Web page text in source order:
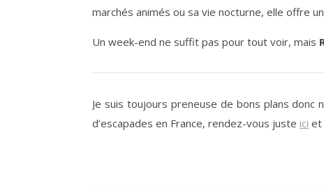
marchés animés ou sa vie nocturne, elle offre
Un week-end ne suffit pas pour tout voir, mais
Je suis toujours preneuse de bons plans
d’escapades en France, rendez-vous juste ici et